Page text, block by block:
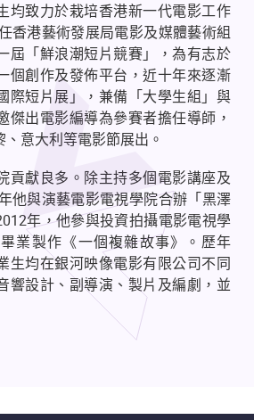
均致力於栽培香港新一代電影工作
香港藝術發展局電影及媒體藝術組
屆「鮮浪潮短片競賽」，為有志於
個創作及發佈平台，近十年來逐漸
際短片展」，兼備「大學生組」與
傑出電影編導為參賽者擔任導師，
意大利等電影節展出。
貢獻良多。除主持多個電影講座及
他與演藝電影電視學院合辦「黑澤
年，他參與投資拍攝電影電視學
業製作《一個複雜故事》。歷年
生均在銀河映像電影有限公司不同
響設計、副導演、製片及編劇，並